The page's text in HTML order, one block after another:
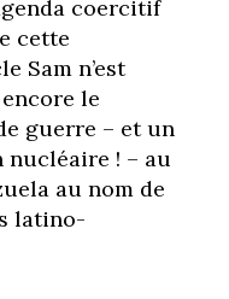
coercitif
cette
Sam n’est
le
guerre – et un
! – au
au nom de
latino-